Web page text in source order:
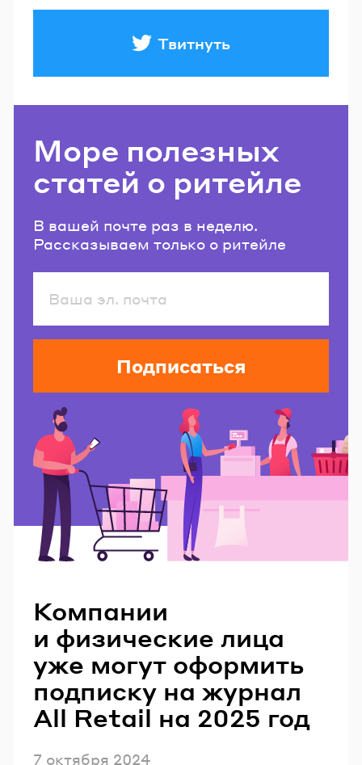
Твитнуть
Море полезных
статей о ритейле
В вашей почте раз в неделю.
Рассказываем только о ритейле
Подписаться
Компании
и физические лица
уже могут оформить
подписку на журнал
All Retail на 2025 год
Опубликовано
7 октября 2024